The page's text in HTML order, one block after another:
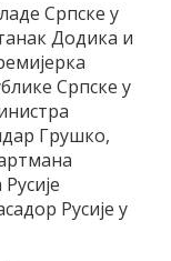
Српске у
Додика и
Српске у
Грушко,
Русије у